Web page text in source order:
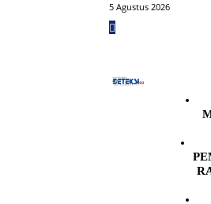
5 Agustus 2026